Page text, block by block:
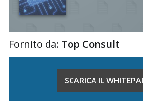
Fornito da: Top Consult
SCARICA IL